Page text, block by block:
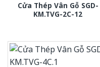
Cửa Thép Vân Gỗ SGD-
KM.TVG-2C-12